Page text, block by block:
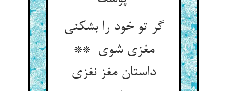
گر تو خود را بشکنی
مغزی شوی **
داستان مغز نغزی